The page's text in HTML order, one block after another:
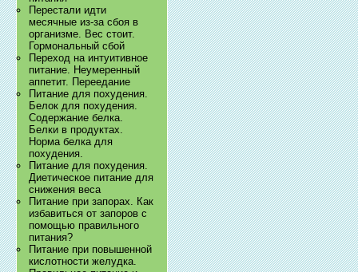
Перестали идти
месячные из-за сбоя в
организме. Вес стоит.
Гормональный сбой
Переход на интуитивное
питание. Неумеренный
аппетит. Переедание
Питание для похудения.
Белок для похудения.
Содержание белка.
Белки в продуктах.
Норма белка для
похудения.
Питание для похудения.
Диетическое питание для
снижения веса
Питание при запорах. Как
избавиться от запоров с
помощью правильного
питания?
Питание при повышенной
кислотности желудка.